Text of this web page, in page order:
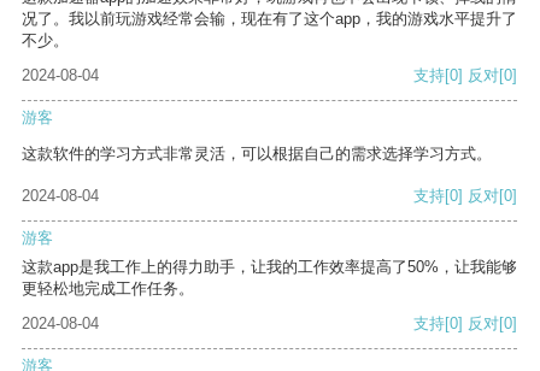
况了。我以前玩游戏经常会输，现在有了这个app，我的游戏水平提升了
不少。
2024-08-04
支持[0] 反对[0]
游客
这款软件的学习方式非常灵活，可以根据自己的需求选择学习方式。
2024-08-04 支持[0] 反对[0]
游客
这款app是我工作上的得力助手，让我的工作效率提高了50%，让我能够
更轻松地完成工作任务。
2024-08-04
支持[0] 反对[0]
游客